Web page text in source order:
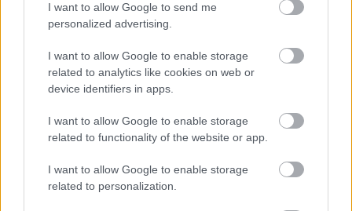
I want to allow Google to send me
personalized advertising.
I want to allow Google to enable storage
related to analytics like cookies on web or
device identifiers in apps.
I want to allow Google to enable storage
related to functionality of the website or app.
I want to allow Google to enable storage
related to personalization.
Csendélet 5.0: alig balesetveszélyes lépcső és remek
állapotban levő buszmegálló mutatja, hogy Szolnok mennyire
Pénteken újra csökken a benzin és a gázolaj ára is
Országgyűlés
Kiterjedt tüzek pusztítanak az országban, köztük Karcagon
Harmadfokú hőségriasztás az országban: Szolnokon klímát
javítottak, helikoptereket is bevetettek a tüzeknél